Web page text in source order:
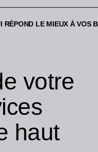
LE MIEUX À VOS
votre
haut